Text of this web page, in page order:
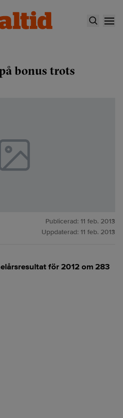
bonus trots
Publicerad: 11 feb. 2013
Uppdaterad: 11 feb. 2013
för 2012 om 283